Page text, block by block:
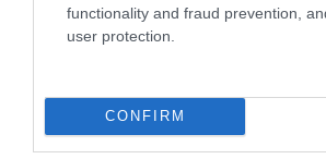
functionality and fraud prevention,
user protection.
CONFIRM
04.08.2026 | 12:02
O διευθυντής του OPEN